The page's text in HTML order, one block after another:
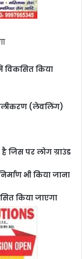
विकसित किया
(लेवलिंग)
जिस पर लोग ग्राउंड
भी किया जाना
किया जाएगा